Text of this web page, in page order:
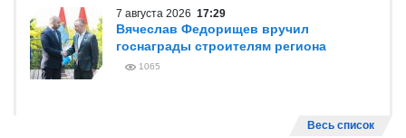
7 августа 2026 17:29
Вячеслав Федорищев вручил
госнаграды строителям региона
1065
Весь список